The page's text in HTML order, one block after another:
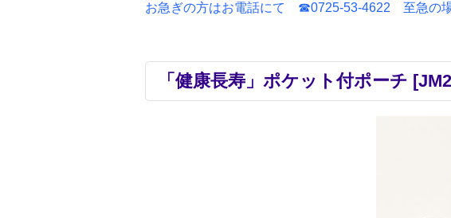
お急ぎの方はお電話にて ☎0725-53-4622 至急の
「健康長寿」ポケット付ポーチ [